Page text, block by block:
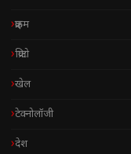
क्राइम
क्रिप्टो
खेल
टेक्नोलॉजी
देश